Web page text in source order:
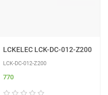
LCKELEC LCK-DC-012-Z200
LCK-DC-012-Z200
770